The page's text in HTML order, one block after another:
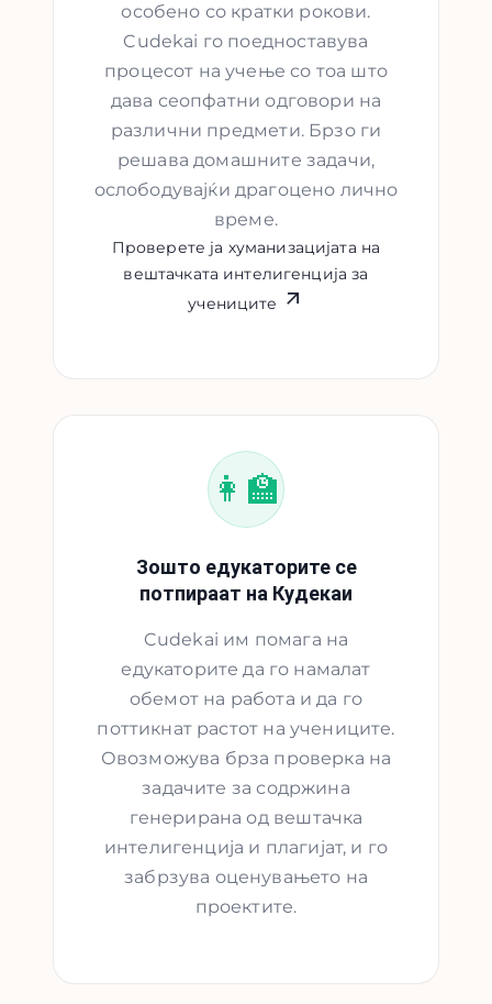
особено со кратки рокови.
Cudekai го поедноставува
процесот на учење со тоа што
дава сеопфатни одговори на
различни предмети. Брзо ги
решава домашните задачи,
ослободувајќи драгоцено лично
време.
Проверете ја хуманизацијата на
вештачката интелигенција за
учениците
👩‍🏫
Зошто едукаторите се
потпираат на Кудекаи
Cudekai им помага на
едукаторите да го намалат
обемот на работа и да го
поттикнат растот на учениците.
Овозможува брза проверка на
задачите за содржина
генерирана од вештачка
интелигенција и плагијат, и го
забрзува оценувањето на
проектите.